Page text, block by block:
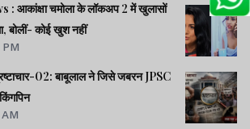
के लॉकअप 2 में खुलासों
के बाद परिवार में मचा हंगामा, बोलीं- कोई खुश नहीं
02: बाबूलाल ने जिसे जबरन JPSC